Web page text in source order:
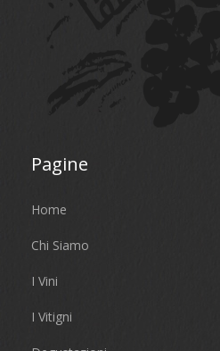
Pagine
Home
Chi Siamo
I Vini
I Vitigni